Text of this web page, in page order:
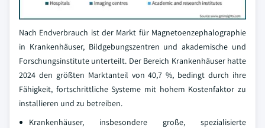
Nach Endverbrauch ist der Markt für Magnetoenzephalographie
in Krankenhäuser, Bildgebungszentren und akademische und
Forschungsinstitute unterteilt. Der Bereich Krankenhäuser hatte
2024 den größten Marktanteil von 40,7 %, bedingt durch ihre
Fähigkeit, fortschrittliche Systeme mit hohem Kostenfaktor zu
installieren und zu betreiben.
Krankenhäuser, insbesondere große, spezialisierte